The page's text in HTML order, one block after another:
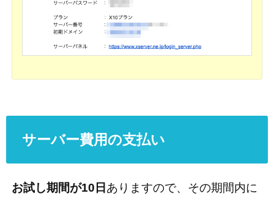
サーバー費用の支払い
お試し期間が10日 ありますので、その期間内に